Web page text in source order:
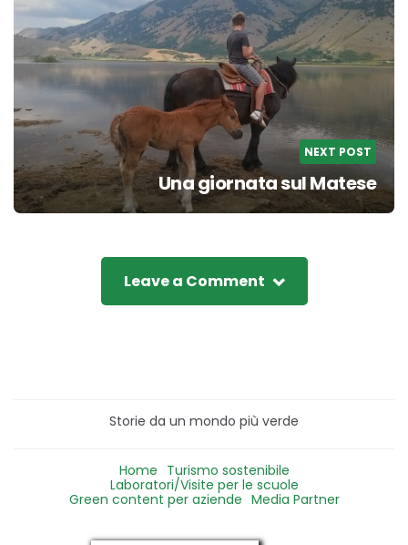
NEXT POST
Una giornata sul Matese
Leave a Comment
Storie da un mondo più verde
Home Turismo sostenibile
Laboratori/Visite per le scuole
Green content per aziende Media Partner